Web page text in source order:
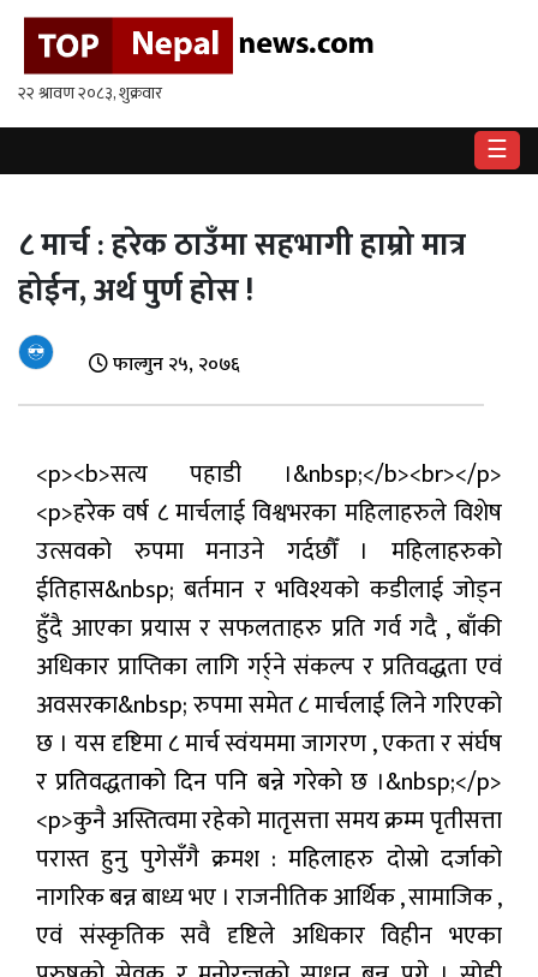
☰
गृहपृष्ठ
राजनीति
अर्थ
खेलकुद
विश्व
बिचार
मनोरन्जन
प्रबास
देश
स्वास्थ्य
English
८ मार्च : हरेक ठाउँमा सहभागी हाम्रो मात्र
होईन, अर्थ पुर्ण होस !
फाल्गुन २५, २०७६
<p><b>सत्य पहाडी ।&nbsp;</b><br></p>
<p>हरेक वर्ष ८ मार्चलाई विश्वभरका महिलाहरुले विशेष
उत्सवको रुपमा मनाउने गर्दछौँ । महिलाहरुको
ईतिहास&nbsp; बर्तमान र भविश्यको कडीलाई जोड्न
हुँदै आएका प्रयास र सफलताहरु प्रति गर्व गदै , बाँकी
अधिकार प्राप्तिका लागि गर्र्ने संकल्प र प्रतिवद्धता एवं
अवसरका&nbsp; रुपमा समेत ८ मार्चलाई लिने गरिएको
छ । यस दृष्टिमा ८ मार्च स्वंयममा जागरण , एकता र संर्घष
र प्रतिवद्धताको दिन पनि बन्ने गरेको छ ।&nbsp;</p>
<p>कुनै अस्तित्वमा रहेको मातृसत्ता समय क्रम्म पृतीसत्ता
परास्त हुनु पुगेसँगै क्रमश : महिलाहरु दोस्रो दर्जाको
नागरिक बन्न बाध्य भए । राजनीतिक आर्थिक , सामाजिक ,
एवं संस्कृतिक सवै दृष्टिले अधिकार विहीन भएका